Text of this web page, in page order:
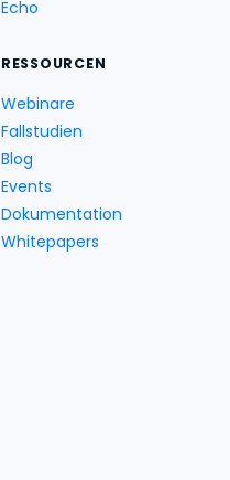
Echo
RESSOURCEN
Webinare
Fallstudien
Blog
Events
Dokumentation
Whitepapers